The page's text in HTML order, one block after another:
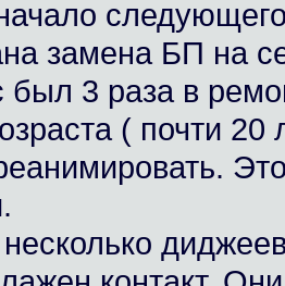
замена БП на
был 3 раза в
( почти 20